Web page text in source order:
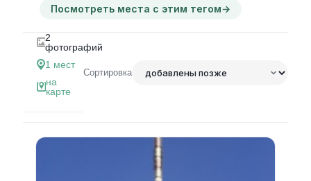
Посмотреть места с этим тегом→
2
фотографий
1 мест
на
карте
Сортировка